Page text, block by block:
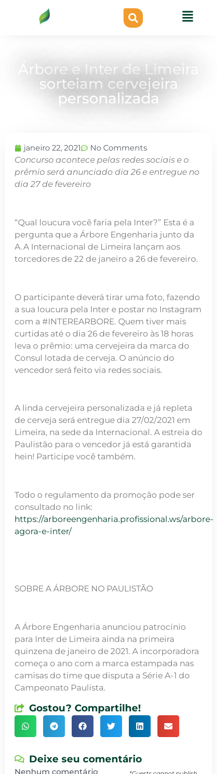
Árbore e Inter de Limeira
sorteiam cervejeira
personalizada
janeiro 22, 2021 No Comments
Concurso acontece pelas redes sociais e o
prêmio será anunciado dia 26 e entregue no
dia 27 de fevereiro
“Qual loucura você faria pela Inter?” Esta é a
pergunta que a Árbore Engenharia junto da
A.A Internacional de Limeira lançam aos
torcedores de 22 de janeiro a 26 de fevereiro.
O participante deverá tirar uma foto, fazendo
a sua loucura pela Inter e postar no Instagram
com a #INTEREARBORE. Quem tiver mais
curtidas até o dia 26 de fevereiro às 18 horas
leva o prêmio: uma cervejeira da marca do
Consul lotada de cerveja. O anúncio do
vencedor será feito via redes sociais.
A linda cervejeira personalizada e já repleta
de cerveja será entregue dia 27/02/2021 em
Limeira, na sede da Internacional. A estreia do
Paulistão para o vencedor já está garantida
hein! Participe você também.
Todo o regulamento da promoção pode ser
consultado no link:
https://arboreengenharia.profissional.ws/arbore-
agora-e-inter/
SOBRE A ÁRBORE NO PAULISTÃO
A Árbore Engenharia anunciou patrocínio
para Inter de Limeira ainda na primeira
quinzena de janeiro de 2021. A incorporadora
começa o ano com a marca estampada nas
camisas do time que disputa a Série A-1 do
Campeonato Paulista.
Gostou? Compartilhe!
Deixe seu comentário
Nenhum comentário